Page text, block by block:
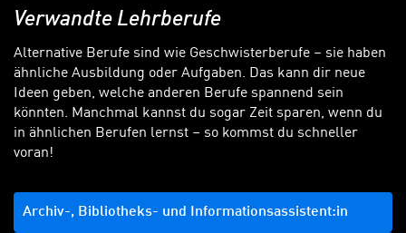
Verwandte Lehrberufe
Alternative Berufe sind wie Geschwisterberufe – sie haben
ähnliche Ausbildung oder Aufgaben. Das kann dir neue
Ideen geben, welche anderen Berufe spannend sein
könnten. Manchmal kannst du sogar Zeit sparen, wenn du
in ähnlichen Berufen lernst – so kommst du schneller
voran!
Archiv-, Bibliotheks- und Informationsassistent:in